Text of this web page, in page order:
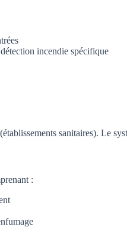
incendie spécifique
(établissements sanitaires). Le
: